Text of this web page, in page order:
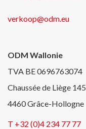
verkoop@odm.eu
ODM Wallonie
TVA BE 0696763074
Chaussée de Liège 145
4460 Grâce-Hollogne
T +32 (0)4 234 77 77